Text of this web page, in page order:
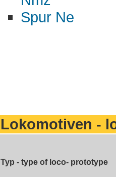
Spur Ne
Lokomotiven -
Typ - type of loco- prototype